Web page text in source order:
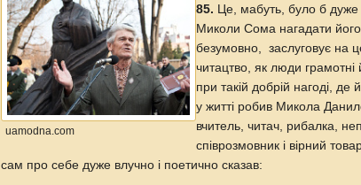
uamodna.com
85. Це, мабуть, було б
Миколи Сома нагадати
безумовно, заслуговує на
читацтво, як люди грамотні
при такій добрій нагоді,
у житті робив Микола
вчитель, читач, рибалка,
співрозмовник і вірний
сам про себе дуже влучно і поетично сказав: